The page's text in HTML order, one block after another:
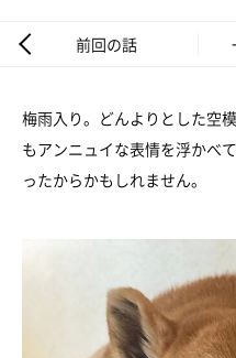
前回の話
梅雨入り。どんよりとした空
もアンニュイな表情を浮かべ
ったからかもしれません。